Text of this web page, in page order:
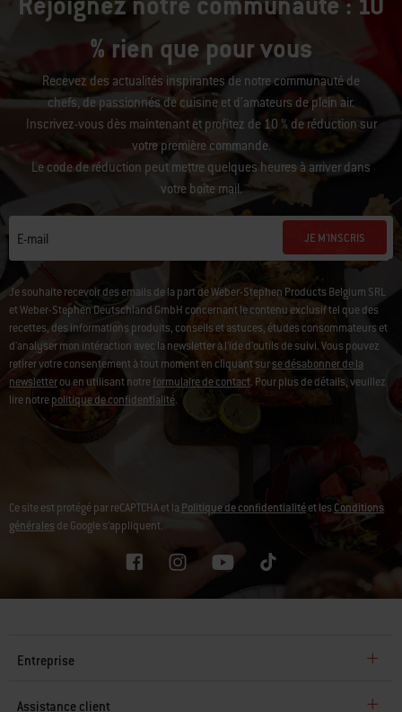
Rejoignez notre communauté : 10
% rien que pour vous
Recevez des actualités inspirantes de notre communauté de
chefs, de passionnés de cuisine et d’amateurs de plein air.
Inscrivez-vous dès maintenant et profitez de 10 % de réduction sur
votre première commande.
Le code de réduction peut mettre quelques heures à arriver dans
votre boîte mail.
E-mail JE M'INSCRIS
Je souhaite recevoir des emails de la part de Weber-Stephen Products Belgium SRL
et Weber-Stephen Deutschland GmbH concernant le contenu exclusif tel que des
recettes, des informations produits, conseils et astuces, études consommateurs et
d'analyser mon intéraction avec la newsletter à l'ide d'outils de suivi. Vous pouvez
retirer votre consentement à tout moment en cliquant surse désabonner de la
newsletterou en utilisant notreformulaire de contact
. Pour plus de détails, veuillez
lire notre
politique de confidentialité
Ce site est protégé par reCAPTCHA et la
Conditions